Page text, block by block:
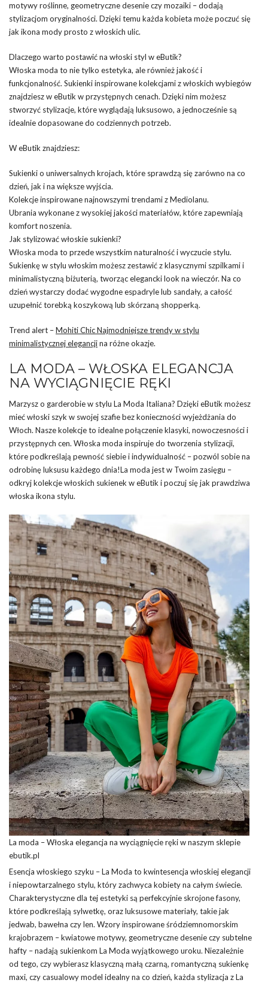
motywy roślinne, geometryczne desenie czy mozaiki – dodają
stylizacjom oryginalności. Dzięki temu każda kobieta może poczuć się
jak ikona mody prosto z włoskich ulic.
Dlaczego warto postawić na włoski styl w eButik?
Włoska moda to nie tylko estetyka, ale również jakość i
funkcjonalność. Sukienki inspirowane kolekcjami z włoskich wybiegów
znajdziesz w eButik w przystępnych cenach. Dzięki nim możesz
stworzyć stylizacje, które wyglądają luksusowo, a jednocześnie są
idealnie dopasowane do codziennych potrzeb.
W eButik znajdziesz:
Sukienki o uniwersalnych krojach, które sprawdzą się zarówno na co
dzień, jak i na większe wyjścia.
Kolekcje inspirowane najnowszymi trendami z Mediolanu.
Ubrania wykonane z wysokiej jakości materiałów, które zapewniają
komfort noszenia.
Jak stylizować włoskie sukienki?
Włoska moda to przede wszystkim naturalność i wyczucie stylu.
Sukienkę w stylu włoskim możesz zestawić z klasycznymi szpilkami i
minimalistyczną biżuterią, tworząc elegancki look na wieczór. Na co
dzień wystarczy dodać wygodne espadryle lub sandały, a całość
uzupełnić torebką koszykową lub skórzaną shopperką.
Trend alert –Mohiti Chic Najmodniejsze trendy w stylu
minimalistycznej elegancjina różne okazje.
LA MODA – WŁOSKA ELEGANCJA
NA WYCIĄGNIĘCIE RĘKI
Marzysz o garderobie w stylu La Moda Italiana? Dzięki eButik możesz
mieć włoski szyk w swojej szafie bez konieczności wyjeżdżania do
Włoch. Nasze kolekcje to idealne połączenie klasyki, nowoczesności i
przystępnych cen. Włoska moda inspiruje do tworzenia stylizacji,
które podkreślają pewność siebie i indywidualność – pozwól sobie na
odrobinę luksusu każdego dnia!La moda jest w Twoim zasięgu –
odkryj kolekcje włoskich sukienek w eButik i poczuj się jak prawdziwa
włoska ikona stylu.
La moda – Włoska elegancja na wyciągnięcie ręki w naszym sklepie
ebutik.pl
Esencja włoskiego szyku – La Moda to kwintesencja włoskiej elegancji
i niepowtarzalnego stylu, który zachwyca kobiety na całym świecie.
Charakterystyczne dla tej estetyki są perfekcyjnie skrojone fasony,
które podkreślają sylwetkę, oraz luksusowe materiały, takie jak
jedwab, bawełna czy len. Wzory inspirowane śródziemnomorskim
krajobrazem – kwiatowe motywy, geometryczne desenie czy subtelne
hafty – nadają sukienkom La Moda wyjątkowego uroku. Niezależnie
od tego, czy wybierasz klasyczną małą czarną, romantyczną sukienkę
maxi, czy casualowy model idealny na co dzień, każda stylizacja z La